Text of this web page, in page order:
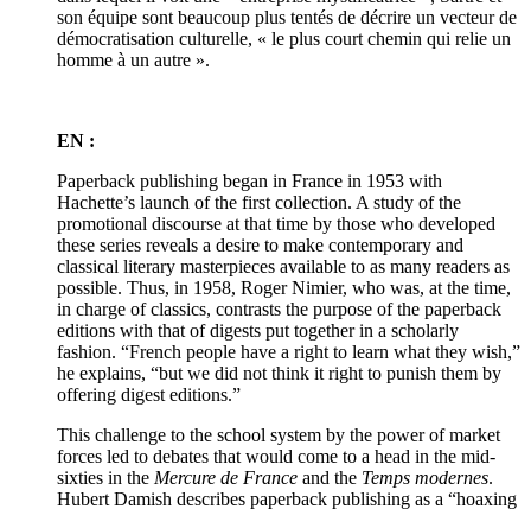
son équipe sont beaucoup plus tentés de décrire un vecteur de
démocratisation culturelle, « le plus court chemin qui relie un
homme à un autre ».
EN :
Paperback publishing began in France in 1953 with
Hachette’s launch of the first collection. A study of the
promotional discourse at that time by those who developed
these series reveals a desire to make contemporary and
classical literary masterpieces available to as many readers as
possible. Thus, in 1958, Roger Nimier, who was, at the time,
in charge of classics, contrasts the purpose of the paperback
editions with that of digests put together in a scholarly
fashion. “French people have a right to learn what they wish,”
he explains, “but we did not think it right to punish them by
offering digest editions.”
This challenge to the school system by the power of market
forces led to debates that would come to a head in the mid-
sixties in the Mercure de France and the Temps modernes.
Hubert Damish describes paperback publishing as a “hoaxing